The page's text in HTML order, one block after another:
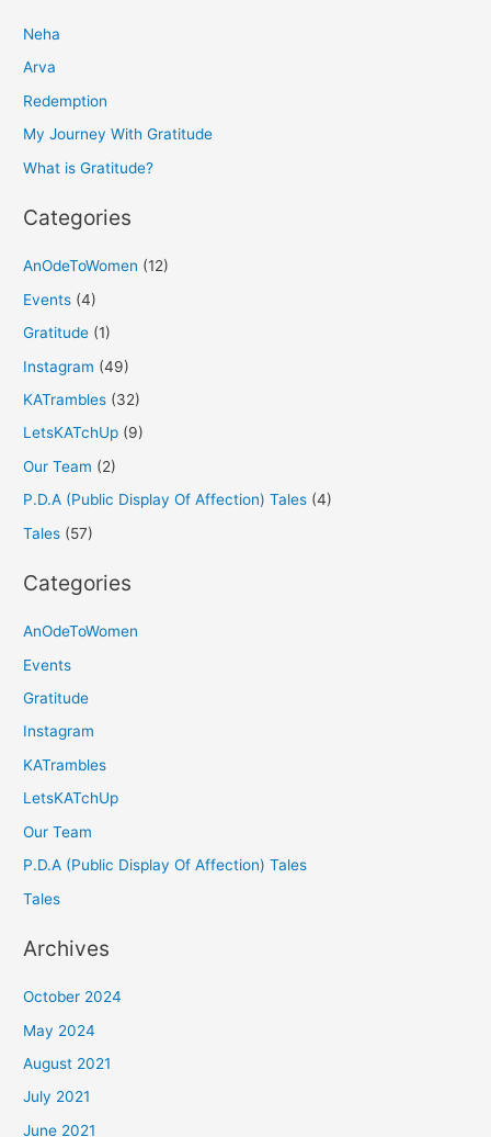
c
h
f
o
Neha
Arva
Redemption
My Journey With Gratitude
What is Gratitude?
Categories
AnOdeToWomen (12)
Events (4)
Gratitude (1)
Instagram (49)
KATrambles (32)
LetsKATchUp (9)
Our Team (2)
P.D.A (Public Display Of Affection) Tales (4)
Tales (57)
Categories
AnOdeToWomen
Events
Gratitude
Instagram
KATrambles
LetsKATchUp
Our Team
P.D.A (Public Display Of Affection) Tales
Tales
Archives
October 2024
May 2024
August 2021
July 2021
June 2021